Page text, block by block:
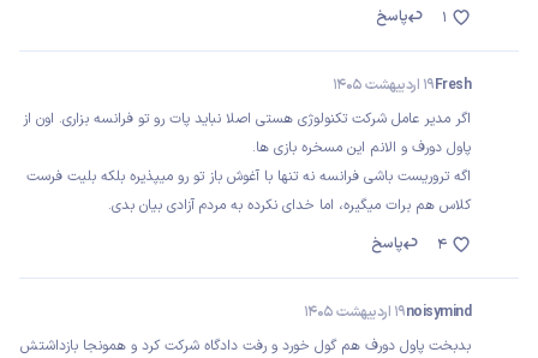
پاسخ
1
Fresh19 اردیبهشت 1405
اگر مدیر عامل شرکت تکنولوژی هستی اصلا نباید پات رو تو فرانسه بزاری. اون از
پاول دورف و الانم این مسخره بازی ها.
اگه تروریست باشی فرانسه نه تنها با آغوش باز تو رو میپذیره بلکه بلیت فرست
کلاس هم برات میگیره، اما خدای نکرده به مردم آزادی بیان بدی.
پاسخ
4
noisymind19 اردیبهشت 1405
بدبخت پاول دورف هم گول خورد و رفت دادگاه شرکت کرد و همونجا بازداشتش